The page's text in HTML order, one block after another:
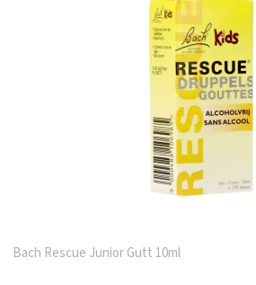
Bach Rescue Junior Gutt 10ml